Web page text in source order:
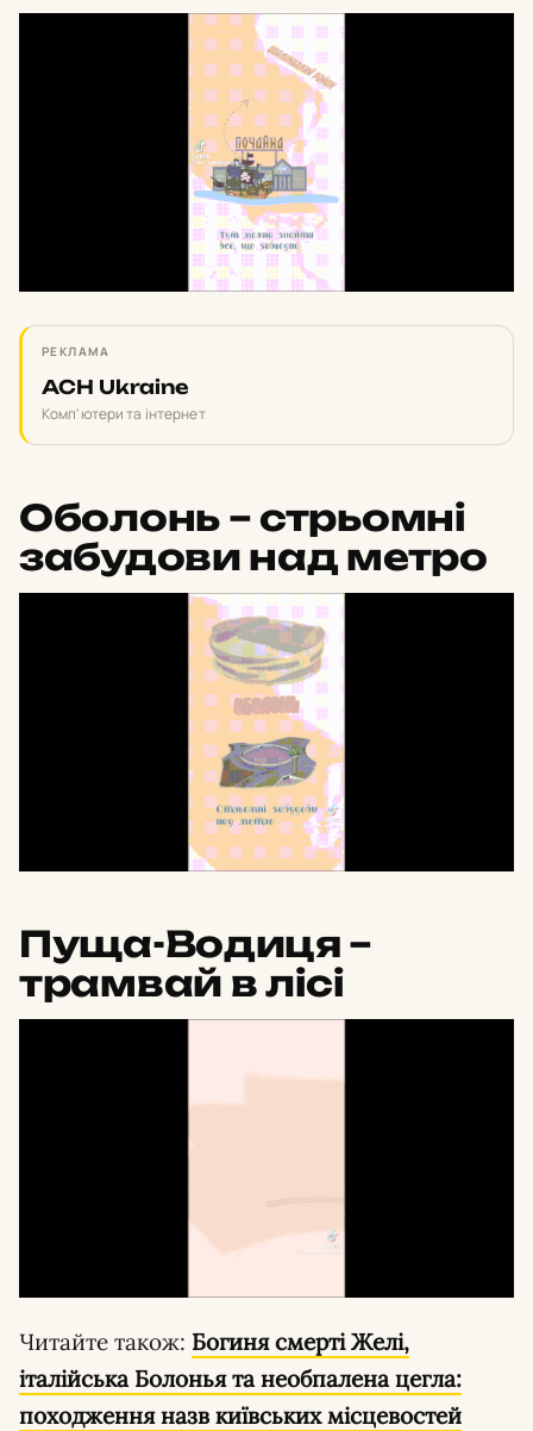
РЕКЛАМА
ACH Ukraine
Комп'ютери та інтернет
Оболонь – стрьомні
забудови над метро
Пуща-Водиця –
трамвай в лісі
Читайте також: Богиня смерті Желі,
італійська Болонья та необпалена цегла:
походження назв київських місцевостей